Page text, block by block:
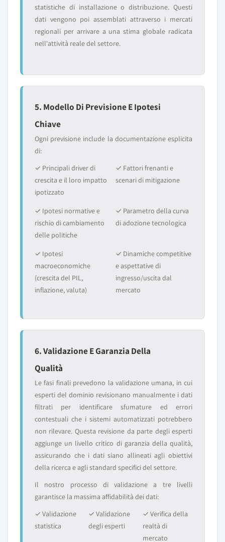
statistiche di installazione o distribuzione. Questi
dati vengono poi assemblati attraverso i mercati
regionali per arrivare a una stima globale radicata
nell'attività reale del settore.
5. Modello Di Previsione E Ipotesi
Chiave
Ogni previsione include la documentazione esplicita
di:
✓ Principali driver di
crescita e il loro impatto
ipotizzato
✓ Fattori frenanti e
scenari di mitigazione
✓ Ipotesi normative e
rischio di cambiamento
delle politiche
✓ Parametro della curva
di adozione tecnologica
✓ Ipotesi
macroeconomiche
(crescita del PIL,
inflazione, valuta)
✓ Dinamiche competitive
e aspettative di
ingresso/uscita dal
mercato
6. Validazione E Garanzia Della
Qualità
Le fasi finali prevedono la validazione umana, in cui
esperti del dominio revisionano manualmente i dati
filtrati per identificare sfumature ed errori
contestuali che i sistemi automatizzati potrebbero
non rilevare. Questa revisione da parte degli esperti
aggiunge un livello critico di garanzia della qualità,
assicurando che i dati siano allineati agli obiettivi
della ricerca e agli standard specifici del settore.
Il nostro processo di validazione a tre livelli
garantisce la massima affidabilità dei dati:
✓ Validazione
statistica
✓ Validazione
degli esperti
✓ Verifica della
realtà di
mercato